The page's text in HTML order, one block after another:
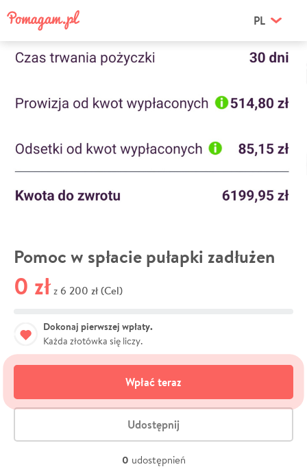
PL
Pomoc w spłacie pułapki zadłużen
0 zł z 6 200 zł (Cel)
Dokonaj pierwszej wpłaty.
Każda złotówka się liczy.
Wpłać teraz
Udostępnij
0 udostępnień